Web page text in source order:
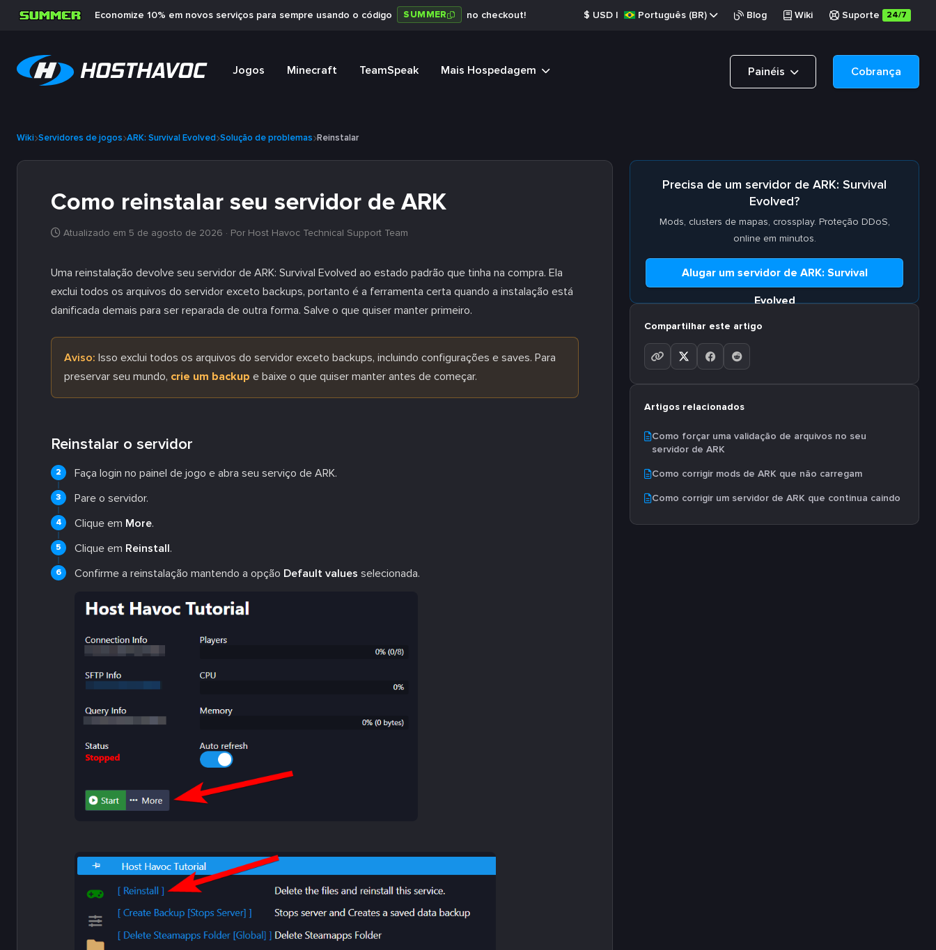
Economize 10% em novos serviços para sempre usando o código SUMMER no checkout! $ USD | Português (BR) Blog Wiki Suporte 24/7
Jogos Minecraft TeamSpeak Mais Hospedagem Painéis Cobrança
Wiki Servidores de jogos ARK: Survival Evolved Solução de problemas Reinstalar
Como reinstalar seu servidor de ARK
Atualizado em 5 de agosto de 2026 · Por Host Havoc Technical Support Team
Uma reinstalação devolve seu servidor de ARK: Survival Evolved ao estado padrão que tinha na compra. Ela
exclui todos os arquivos do servidor exceto backups, portanto é a ferramenta certa quando a instalação está
danificada demais para ser reparada de outra forma. Salve o que quiser manter primeiro.
Aviso: Isso exclui todos os arquivos do servidor exceto backups, incluindo configurações e saves. Para
preservar seu mundo, crie um backup e baixe o que quiser manter antes de começar.
Reinstalar o servidor
Faça login no painel de jogo e abra seu serviço de ARK.
Pare o servidor.
Clique em More.
Clique em Reinstall.
Confirme a reinstalação mantendo a opção Default values selecionada.
Precisa de um servidor de ARK: Survival
Evolved?
Mods, clusters de mapas, crossplay. Proteção DDoS,
online em minutos.
Alugar um servidor de ARK: Survival
Evolved
Compartilhar este artigo
Artigos relacionados
Como forçar uma validação de arquivos no seu
servidor de ARK
Como corrigir mods de ARK que não carregam
Como corrigir um servidor de ARK que continua caindo